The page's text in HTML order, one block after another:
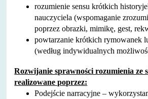
rozumienie sensu krótkich
nauczyciela (wspomaganie
poprzez obrazki, mimikę, gest,
powtarzanie krótkich rymowanek
(według indywidualnych
Rozwijanie sprawności rozumienia ze
realizowane poprzez:
Podejście narracyjne –